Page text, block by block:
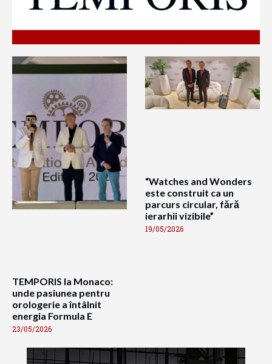
TEMPORIS la Monaco:
unde pasiunea pentru
orologerie a întâlnit
energia Formula E
23/05/2026
“Watches and Wonders
este construit ca un
parcurs circular, fără
ierarhii vizibile”
19/05/2026